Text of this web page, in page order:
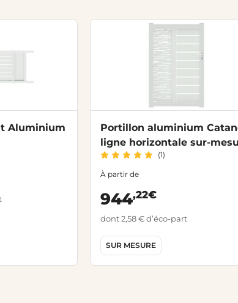
Aluminium
Portillon aluminium
ligne horizontale sur-
(1)
À partir de
944,22€
dont 2,58 € d’éco-part
SUR MESURE